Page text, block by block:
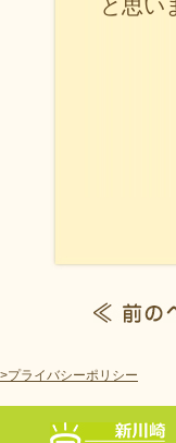
と思い
>プライバシーポリシー